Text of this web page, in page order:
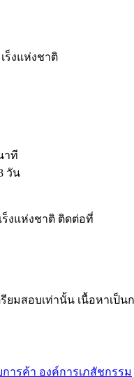
ร็งแห่งชาติ
าที
วัน
งแห่งชาติ ติดต่อที่
มสอบเท่านั้น เนื้อหาเป็